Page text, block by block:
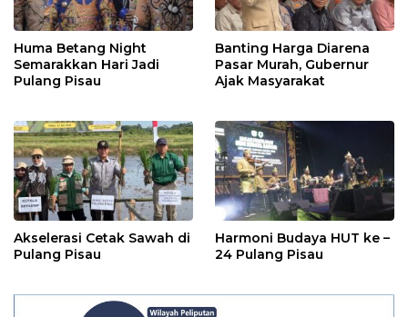
Huma Betang Night
Semarakkan Hari Jadi
Pulang Pisau
Banting Harga Diarena
Pasar Murah, Gubernur
Ajak Masyarakat
Akselerasi Cetak Sawah di
Pulang Pisau
Harmoni Budaya HUT ke –
24 Pulang Pisau